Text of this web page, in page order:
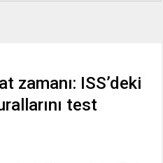
zamanı: ISS’deki
test